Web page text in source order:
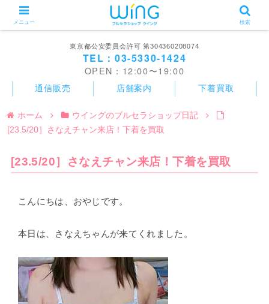
東京都公安委員会許可 第304360208074
TEL：03-5330-1424
OPEN：12:00〜19:00
通信販売 店舗案内 下着買取
ホーム
ウイングのブルセラショップ日記
[23.5/20］さなえチャン来店！下着を買取
[23.5/20］さなえチャン来店！下着を買取
こんにちは、おやじです。
本日は、さなえちゃんが来てくれました。
メニュー 検索